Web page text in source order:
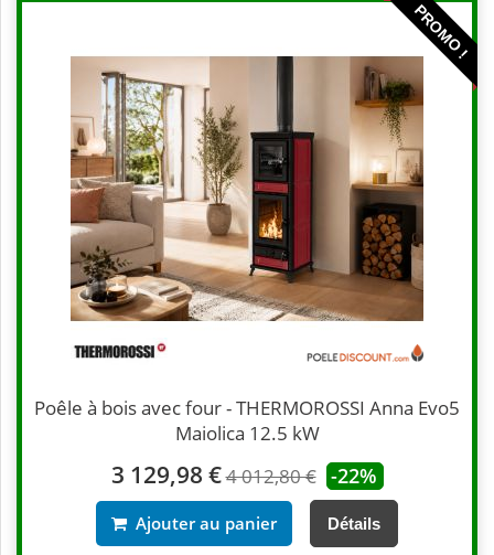
PROMO !
Poêle à bois avec four - THERMOROSSI Anna Evo5
Maiolica 12.5 kW
3 129,98 €4 012,80 € -22%
Ajouter au panier Détails